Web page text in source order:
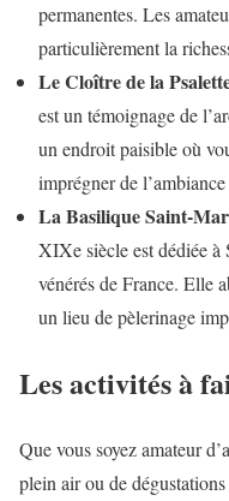
permanentes. Les
particulièrement la
Le Cloître de la
est un témoignage de
un endroit paisible où
imprégner de
La Basilique Saint-
XIXe siècle est dédiée à
vénérés de France. Elle
un lieu de pèlerinage
Les activités à
Que vous soyez amateur
plein air ou de